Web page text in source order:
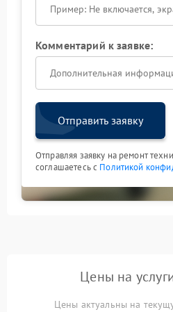
Комментарий к заявке:
Отправить заявку
Отправляя заявку на ремонт
соглашаетесь с Политикой
Цены на
Цены актуальны на